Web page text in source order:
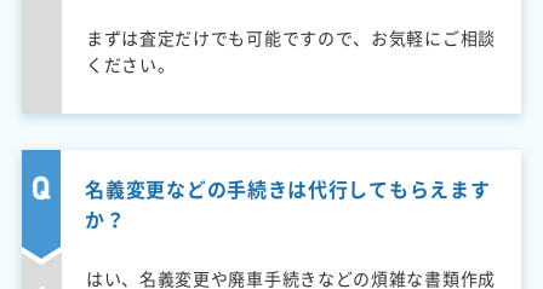
まずは査定だけでも可能ですので、お気軽にご相談
ください。
名義変更などの手続きは代行してもらえます
か？
はい、名義変更や廃車手続きなどの煩雑な書類作成